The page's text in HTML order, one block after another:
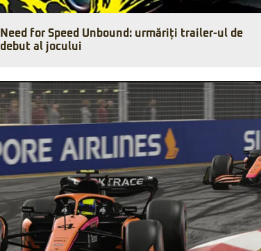
Need for Speed Unbound: urmăriți trailer-ul de
debut al jocului